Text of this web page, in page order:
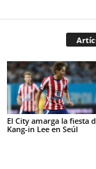
El City amarga la fiesta
Kang-in Lee en Seúl